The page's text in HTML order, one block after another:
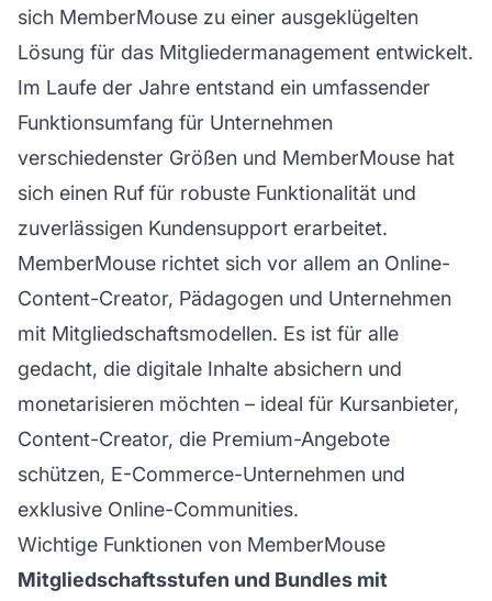
sich MemberMouse zu einer ausgeklügelten
Lösung für das Mitgliedermanagement entwickelt.
Im Laufe der Jahre entstand ein umfassender
Funktionsumfang für Unternehmen
verschiedenster Größen und MemberMouse hat
sich einen Ruf für robuste Funktionalität und
zuverlässigen Kundensupport erarbeitet.
MemberMouse richtet sich vor allem an Online-
Content-Creator, Pädagogen und Unternehmen
mit Mitgliedschaftsmodellen. Es ist für alle
gedacht, die digitale Inhalte absichern und
monetarisieren möchten – ideal für Kursanbieter,
Content-Creator, die Premium-Angebote
schützen, E-Commerce-Unternehmen und
exklusive Online-Communities.
Wichtige Funktionen von MemberMouse
Mitgliedschaftsstufen und Bundles mit